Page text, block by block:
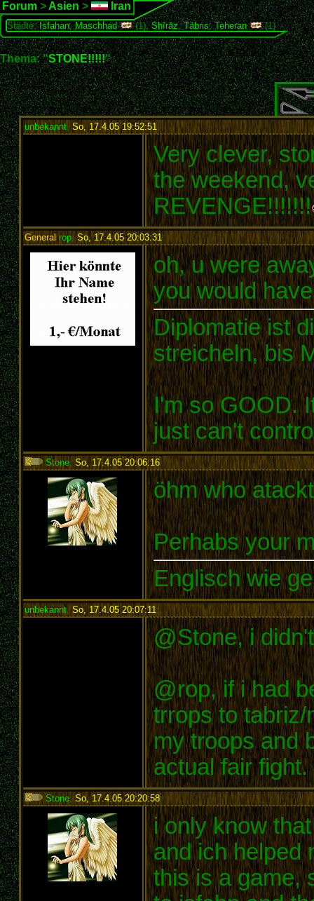
Forum > Asien > Iran
Städte:Isfahan,Maschhad (1),Shīrāz,Täbris,Teheran (1)
Thema: "STONE!!!!!"
unbekannt,So, 17.4.05 19:52:51 :
Very clever,
the weekend,
REVENGE!!!!!!!
Generalrop,So, 17.4.05 20:03:31:
oh, u were
you would
Diplomatie ist
streicheln, bis
I'm so GOOD.
just can't
Stone, So, 17.4.05 20:06:16:
öhm who
Perhabs your
Englisch wie
unbekannt, So, 17.4.05 20:07:11 :
@Stone, i
@rop, if i had
trrops to tabriz/
my troops and
actual fair fight.
Stone, So, 17.4.05 20:20:58:
i only know
and ich helped
this is a game,